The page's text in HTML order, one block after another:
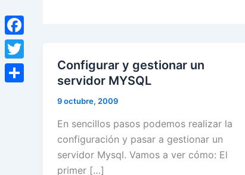
Configurar y gestionar un
servidor MYSQL
9 octubre, 2009
En sencillos pasos podemos realizar la
configuración y pasar a gestionar un
servidor Mysql. Vamos a ver cómo: El
primer […]
Facebook
Twitter